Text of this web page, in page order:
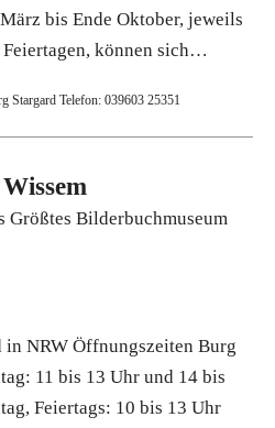
bis Ende Oktober, jeweils
Feiertagen, können sich…
Stargard Telefon: 039603 25351
Größtes Bilderbuchmuseum
NRW Öffnungszeiten Burg
11 bis 13 Uhr und 14 bis
Feiertags: 10 bis 13 Uhr